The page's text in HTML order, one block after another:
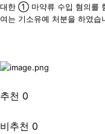
대한 ① 마약류 수입 혐의를
여는 기소유예 처분을 하였습
추천 0
비추천 0